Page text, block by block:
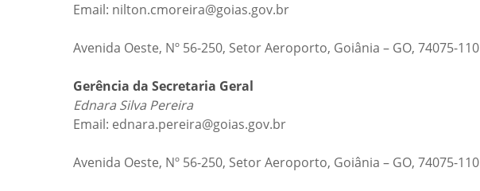
Email: nilton.cmoreira@goias.gov.br
Avenida Oeste, Nº 56-250, Setor Aeroporto, Goiânia – GO, 74075-110
Gerência da Secretaria Geral
Ednara Silva Pereira
Email: ednara.pereira@goias.gov.br
Avenida Oeste, Nº 56-250, Setor Aeroporto, Goiânia – GO, 74075-110